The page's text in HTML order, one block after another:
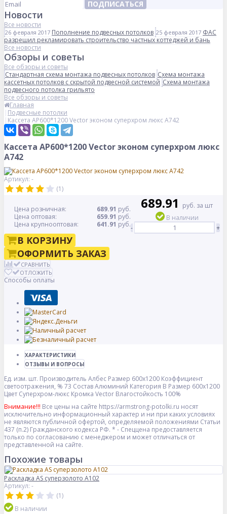
ПОДПИСАТЬСЯ
Новости
Все новости
26 февраля 2017 Пополнение подвесных потолков 25 февраля 2017 ФАС
разрешил рекламировать строительство частных коттеджей и бань
Все новости
Обзоры и советы
Все обзоры и советы
Стандартная схема монтажа подвесных потолков Схема монтажа
кассетных потолков с скрытой подвесной системой Схема монтажа
подвесного потолка грильято
Все обзоры и советы
Главная
Подвесные потолки
Кассета AP600*1200 Vector эконом суперхром люкс А742
Кассета AP600*1200 Vector эконом суперхром люкс
А742
Артикул: -
(1)
Цена розничная: 689.91 руб.
Цена оптовая:
659.91 руб.
Цена крупнооптовая:
641.91 руб.
689.91
руб. за шт
В наличии
-
+
В КОРЗИНУ
ОФОРМИТЬ ЗАКАЗ
СРАВНИТЬ
ОТЛОЖИТЬ
Способы оплаты
ХАРАКТЕРИСТИКИ
ОТЗЫВЫ И ВОПРОСЫ
Ед. изм. шт. Производитель Албес Размер 600x1200 Коэффициент
светоотражения, % 73 СоставАлюминий Категория B Размер 600x1200
Цвет Суперхром-люкс Кромка Vector Влагостойкость 100%
Внимание!!! Все цены на сайте https://armstrong-potolki.ru носят
исключительно информационный характер и ни при каких условиях
не являются публичной офертой, определяемой положениями Статьи
437 (п.2) Гражданского кодекса РФ. * - Спеццена предоставляется
только по согласованию с менеджером и может отличаться от
представленной на сайте.
Похожие товары
Раскладка AS суперзолото А102
Артикул: -
(1)
В наличии